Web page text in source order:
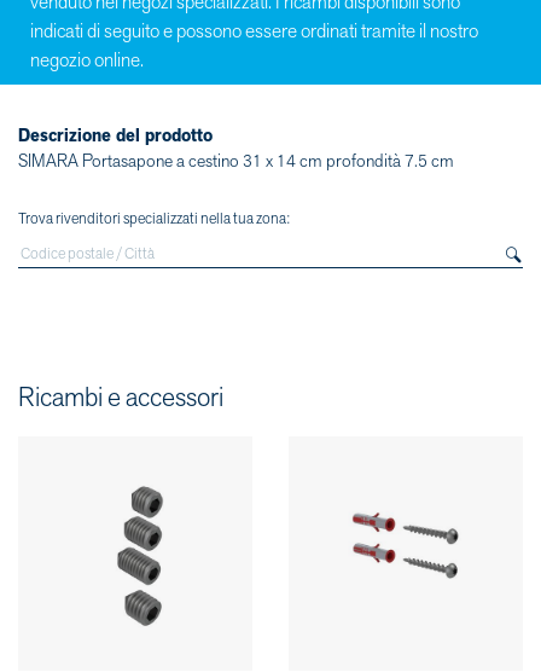
indicati di seguito e possono essere ordinati tramite il nostro
negozio online.
Descrizione del prodotto
SIMARA Portasapone a cestino 31 x 14 cm profondità 7.5 cm
Trova rivenditori specializzati nella tua zona:
Ricambi e accessori